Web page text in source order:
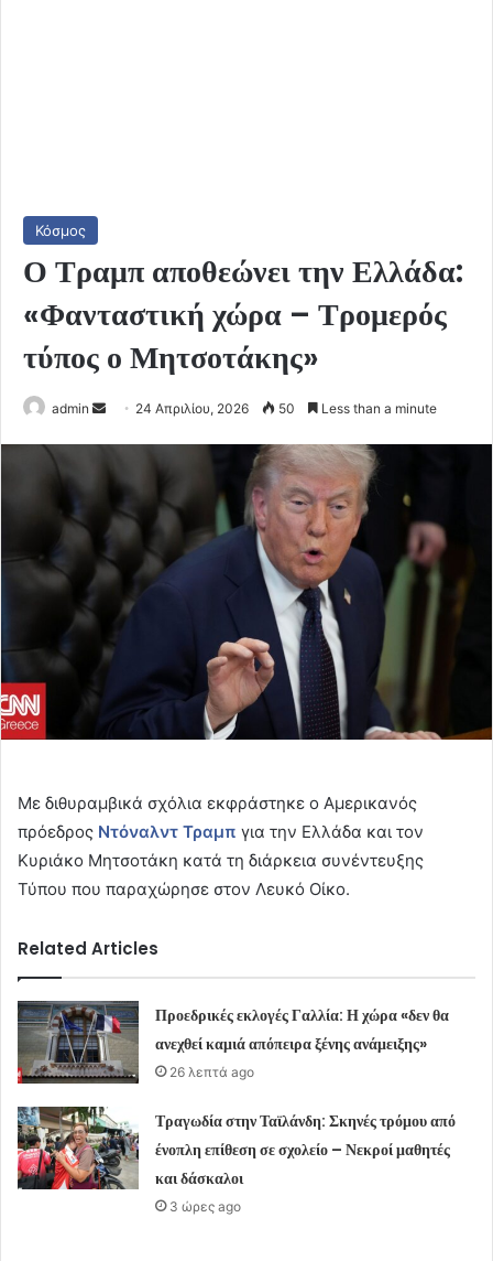
Κόσμος
Ο Τραμπ αποθεώνει την Ελλάδα:
«Φανταστική χώρα – Τρομερός
τύπος ο Μητσοτάκης»
admin
Send 24 Απριλίου, 2026 50 Less than a minute
Με διθυραμβικά σχόλια εκφράστηκε ο Αμερικανός
πρόεδρος Ντόναλντ Τραμπ για την Ελλάδα και τον
Κυριάκο Μητσοτάκη κατά τη διάρκεια συνέντευξης
Τύπου που παραχώρησε στον Λευκό Οίκο.
Related Articles
Προεδρικές εκλογές Γαλλία: Η χώρα «δεν θα
ανεχθεί καμιά απόπειρα ξένης ανάμειξης»
26 λεπτά ago
Τραγωδία στην Ταϊλάνδη: Σκηνές τρόμου από
ένοπλη επίθεση σε σχολείο – Νεκροί μαθητές
και δάσκαλοι
3 ώρες ago